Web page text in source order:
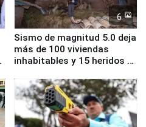
6
Sismo de magnitud 5.0 deja
más de 100 viviendas
inhabitables y 15 heridos en